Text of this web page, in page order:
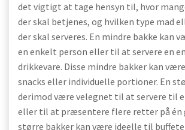
det vigtigt at tage hensyn til, hvor
der skal betjenes, og hvilken type mad
der skal serveres. En mindre bakke kan
en enkelt person eller til at servere en
drikkevare. Disse mindre bakker kan
snacks eller individuelle portioner. En
derimod være velegnet til at servere til
eller til at præsentere flere retter på én
større bakker kan være ideelle til